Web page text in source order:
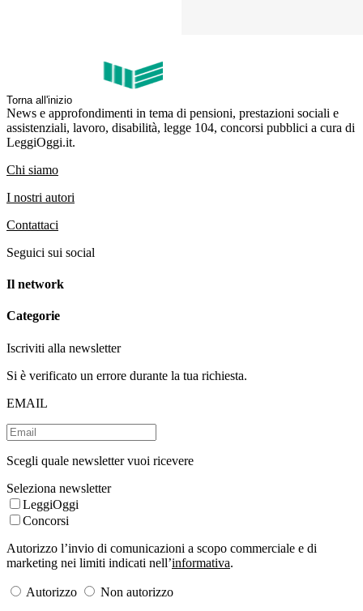
Torna all'inizio
News e approfondimenti in tema di pensioni, prestazioni sociali e
assistenziali, lavoro, disabilità, legge 104, concorsi pubblici a cura di
LeggiOggi.it.
Chi siamo
I nostri autori
Contattaci
Seguici sui social
Il network
Categorie
Iscriviti alla newsletter
Si è verificato un errore durante la tua richiesta.
EMAIL
Scegli quale newsletter vuoi ricevere
Seleziona newsletter
LeggiOggi
Concorsi
Autorizzo l’invio di comunicazioni a scopo commerciale e di
marketing nei limiti indicati nell’informativa.
Autorizzo
Non autorizzo